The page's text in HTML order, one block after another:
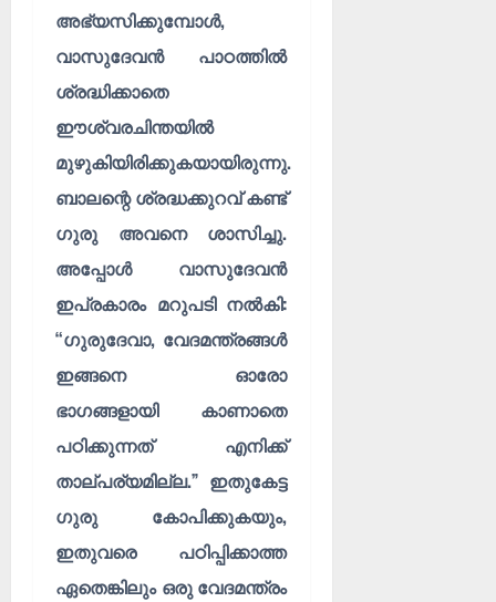
അഭ്യസിക്കുമ്പോൾ,
വാസുദേവൻ പാഠത്തിൽ
ശ്രദ്ധിക്കാതെ
ഈശ്വരചിന്തയിൽ
മുഴുകിയിരിക്കുകയായിരുന്നു.
ബാലന്റെ ശ്രദ്ധക്കുറവ് കണ്ട്
ഗുരു അവനെ ശാസിച്ചു.
അപ്പോൾ വാസുദേവൻ
ഇപ്രകാരം മറുപടി നൽകി:
“ഗുരുദേവാ, വേദമന്ത്രങ്ങൾ
ഇങ്ങനെ ഓരോ
ഭാഗങ്ങളായി കാണാതെ
പഠിക്കുന്നത് എനിക്ക്
താല്പര്യമില്ല.” ഇതുകേട്ട
ഗുരു കോപിക്കുകയും,
ഇതുവരെ പഠിപ്പിക്കാത്ത
ഏതെങ്കിലും ഒരു വേദമന്ത്രം